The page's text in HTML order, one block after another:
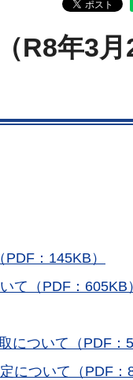
R8年3月
：145KB）
て（PDF：605KB
について（PDF：
について（PDF：